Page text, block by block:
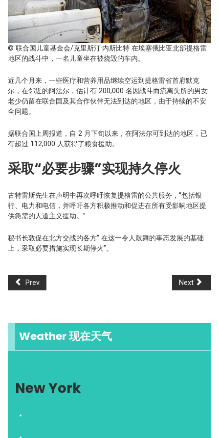
© 联合国儿童基金会/克里斯汀·内斯比特 在埃塞俄比亚北部提格雷
地区的战斗中，一名儿童坐在被烧毁的车内。
近几个月来，一些医疗和营养用品继续空运到提格雷省首府默克
尔，在邻近的阿法尔，估计有 200,000 名因战斗而流离失所的男女
老少仍留在联合国及其合作伙伴无法到达的地区，由于持续的不安
全问题。
据联合国上周报道，自 2 月下旬以来，在阿法尔可到达的地区，已
有超过 112,000 人获得了粮食援助。
采取“必要步骤”实现持久停火
古特雷斯先生在声明中再次呼吁恢复提格雷的公共服务，“包括银
行、电力和电信，并呼吁各方积极推动和促进在所有受影响地区提
供急需的人道主义援助。”
秘书长敦促在北方交战的各方“ 在这一令人鼓舞的事态发展的基础
上，采取必要措施实现长期停火”。
Prev Next
Weather 现在天气
New York